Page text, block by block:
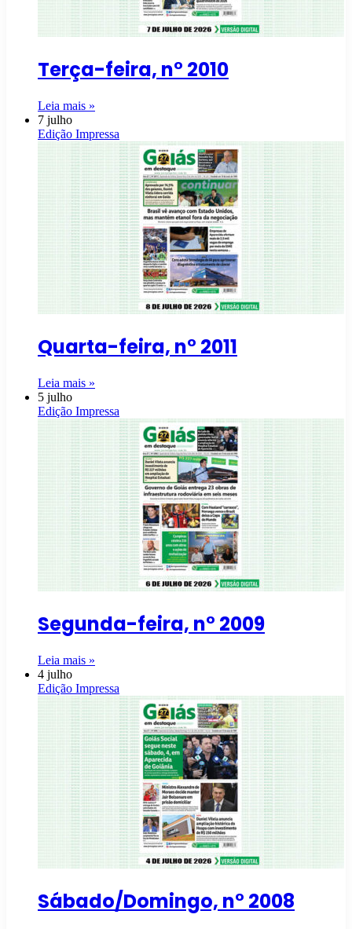
Terça-feira, n° 2010
Leia mais »
7 julho
Edição Impressa
Quarta-feira, n° 2011
Leia mais »
5 julho
Edição Impressa
Segunda-feira, n° 2009
Leia mais »
4 julho
Edição Impressa
Sábado/Domingo, n° 2008